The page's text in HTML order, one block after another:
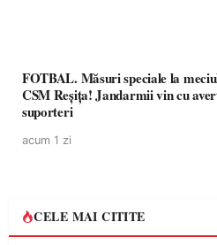
FOTBAL. Măsuri speciale la
CSM Reșița! Jandarmii vin cu
suporteri
acum 1 zi
CELE MAI CITITE